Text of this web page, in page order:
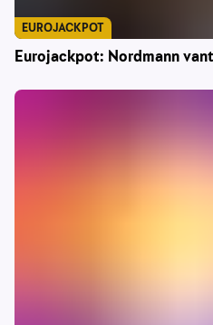
Eurojackpot: Nordmann
EUROJACKPOT